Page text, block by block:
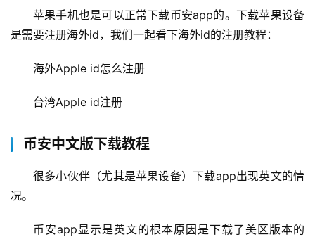
苹果手机也是可以正常下载币安app的。下载苹果设备
是需要注册海外id，我们一起看下海外id的注册教程：
海外Apple id怎么注册
台湾Apple id注册
币安中文版下载教程
很多小伙伴（尤其是苹果设备）下载app出现英文的情
况。
币安app显示是英文的根本原因是下载了美区版本的